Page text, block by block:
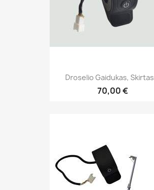
Droselio Gaidukas,
70,00 €